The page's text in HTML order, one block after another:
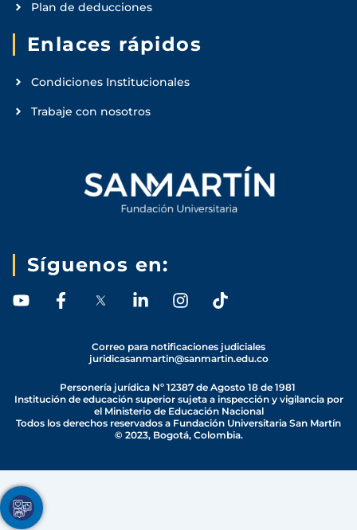
Plan de deducciones
Enlaces rápidos
Condiciones Institucionales
Trabaje con nosotros
Síguenos en:
Y
e
F
o
o
k
L
k
e
d
i
n
-
n
I
t
a
g
r
a
m
T
t
o
k
Correo para notificaciones judiciales
juridicasanmartin@sanmartin.edu.co
Personería jurídica Nº 12387 de Agosto 18 de 1981
Institución de educación superior sujeta a inspección y vigilancia por
el Ministerio de Educación Nacional
Todos los derechos reservados a Fundación Universitaria San Martín
© 2023, Bogotá, Colombia.
Youtube
Facebook
Twitter
TikTok
Instagram